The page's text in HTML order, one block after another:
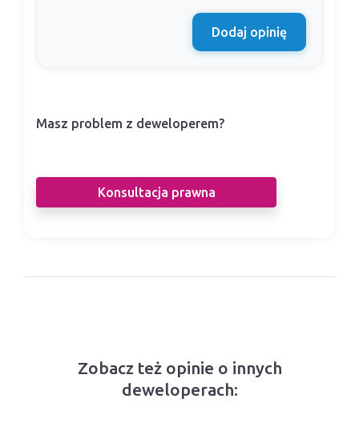
Dodaj opinię
Masz problem z deweloperem?
Konsultacja prawna
Zobacz też opinie o innych
deweloperach: